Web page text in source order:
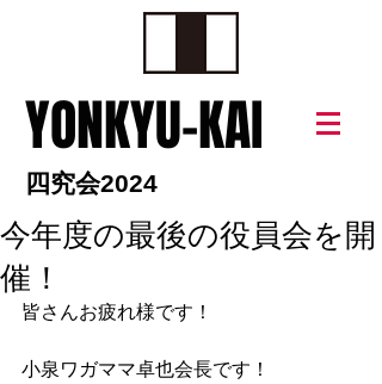
YONKYU-KAI
四究会2024
今年度の最後の役員会を開
催！
皆さんお疲れ様です！
小泉ワガママ卓也会長です！